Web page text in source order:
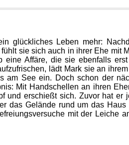
glückliches Leben mehr:
sie sich auch in ihrer Ehe mit
eine Affäre, die sie ebenfalls
lädt Mark sie an
am See ein. Doch schon der
Mit Handschellen an ihren
und erschießt sich. Zuvor hat er
das Gelände rund um das
mit der Leiche